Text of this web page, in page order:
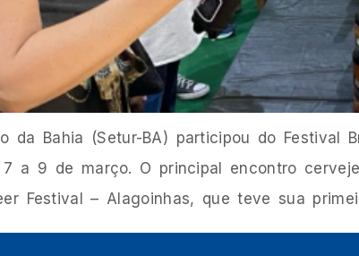
da Bahia (Setur-BA) participou do Festival
a 9 de março. O principal encontro
Festival – Alagoinhas, que teve sua